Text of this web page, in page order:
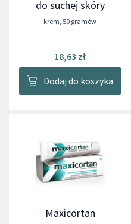
do suchej skóry
krem, 50 gramów
18,63 zł
Dodaj do koszyka
Maxicortan